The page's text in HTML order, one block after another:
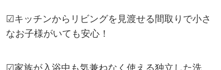
☑キッチンからリビングを見渡せる間取りで小さ
なお子様がいても安心！
☑家族が入浴中も気兼ねなく使える独立した洗